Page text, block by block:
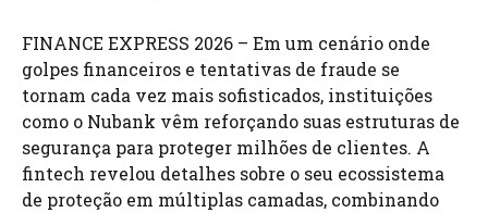
FINANCE EXPRESS 2026 – Em um cenário onde
golpes financeiros e tentativas de fraude se
tornam cada vez mais sofisticados, instituições
como o Nubank vêm reforçando suas estruturas de
segurança para proteger milhões de clientes. A
fintech revelou detalhes sobre o seu ecossistema
de proteção em múltiplas camadas, combinando